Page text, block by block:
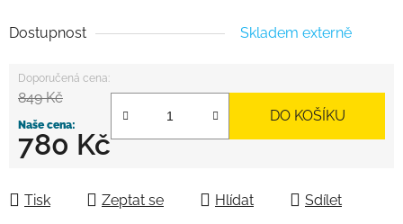
Dostupnost Skladem externě
849 Kč
780 Kč
DO KOŠÍKU
Tisk Zeptat se Hlídat Sdílet